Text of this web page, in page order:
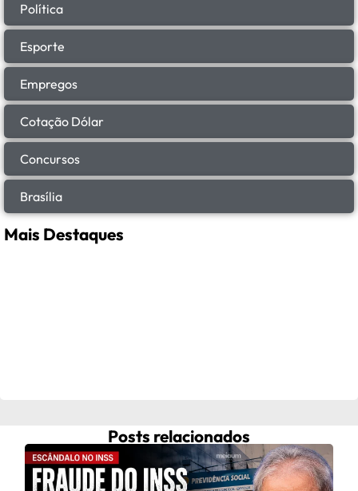
Política
Esporte
Empregos
Cotação Dólar
Concursos
Brasília
Mais Destaques
Posts relacionados